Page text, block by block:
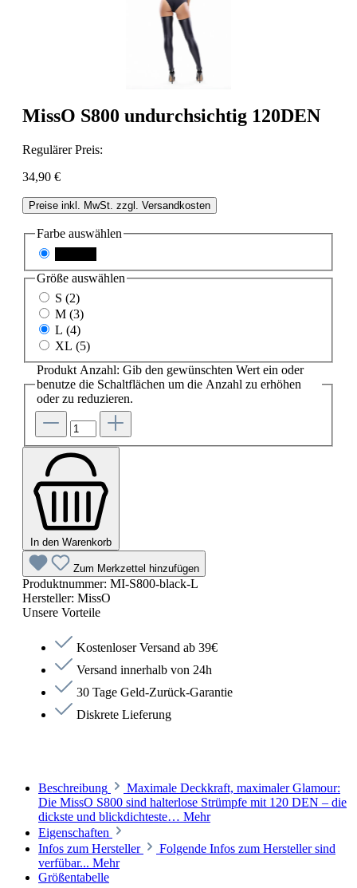
MissO S800 undurchsichtig 120DEN
Regulärer Preis:
34,90 €
Preise inkl. MwSt. zzgl. Versandkosten
Farbe auswählen
Größe auswählen
S (2)
M (3)
L (4)
XL (5)
Produkt Anzahl: Gib den gewünschten Wert ein oder
benutze die Schaltflächen um die Anzahl zu erhöhen
oder zu reduzieren.
In den Warenkorb
Zum Merkzettel hinzufügen
Produktnummer: MI-S800-black-L
Hersteller: MissO
Unsere Vorteile
Kostenloser Versand ab 39€
Versand innerhalb von 24h
30 Tage Geld-Zurück-Garantie
Diskrete Lieferung
Beschreibung
Maximale Deckkraft, maximaler Glamour:
Die MissO S800 sind halterlose Strümpfe mit 120 DEN – die
dickste und blickdichteste… Mehr
Eigenschaften
Infos zum Hersteller
Folgende Infos zum Hersteller sind
verfübar... Mehr
Größentabelle